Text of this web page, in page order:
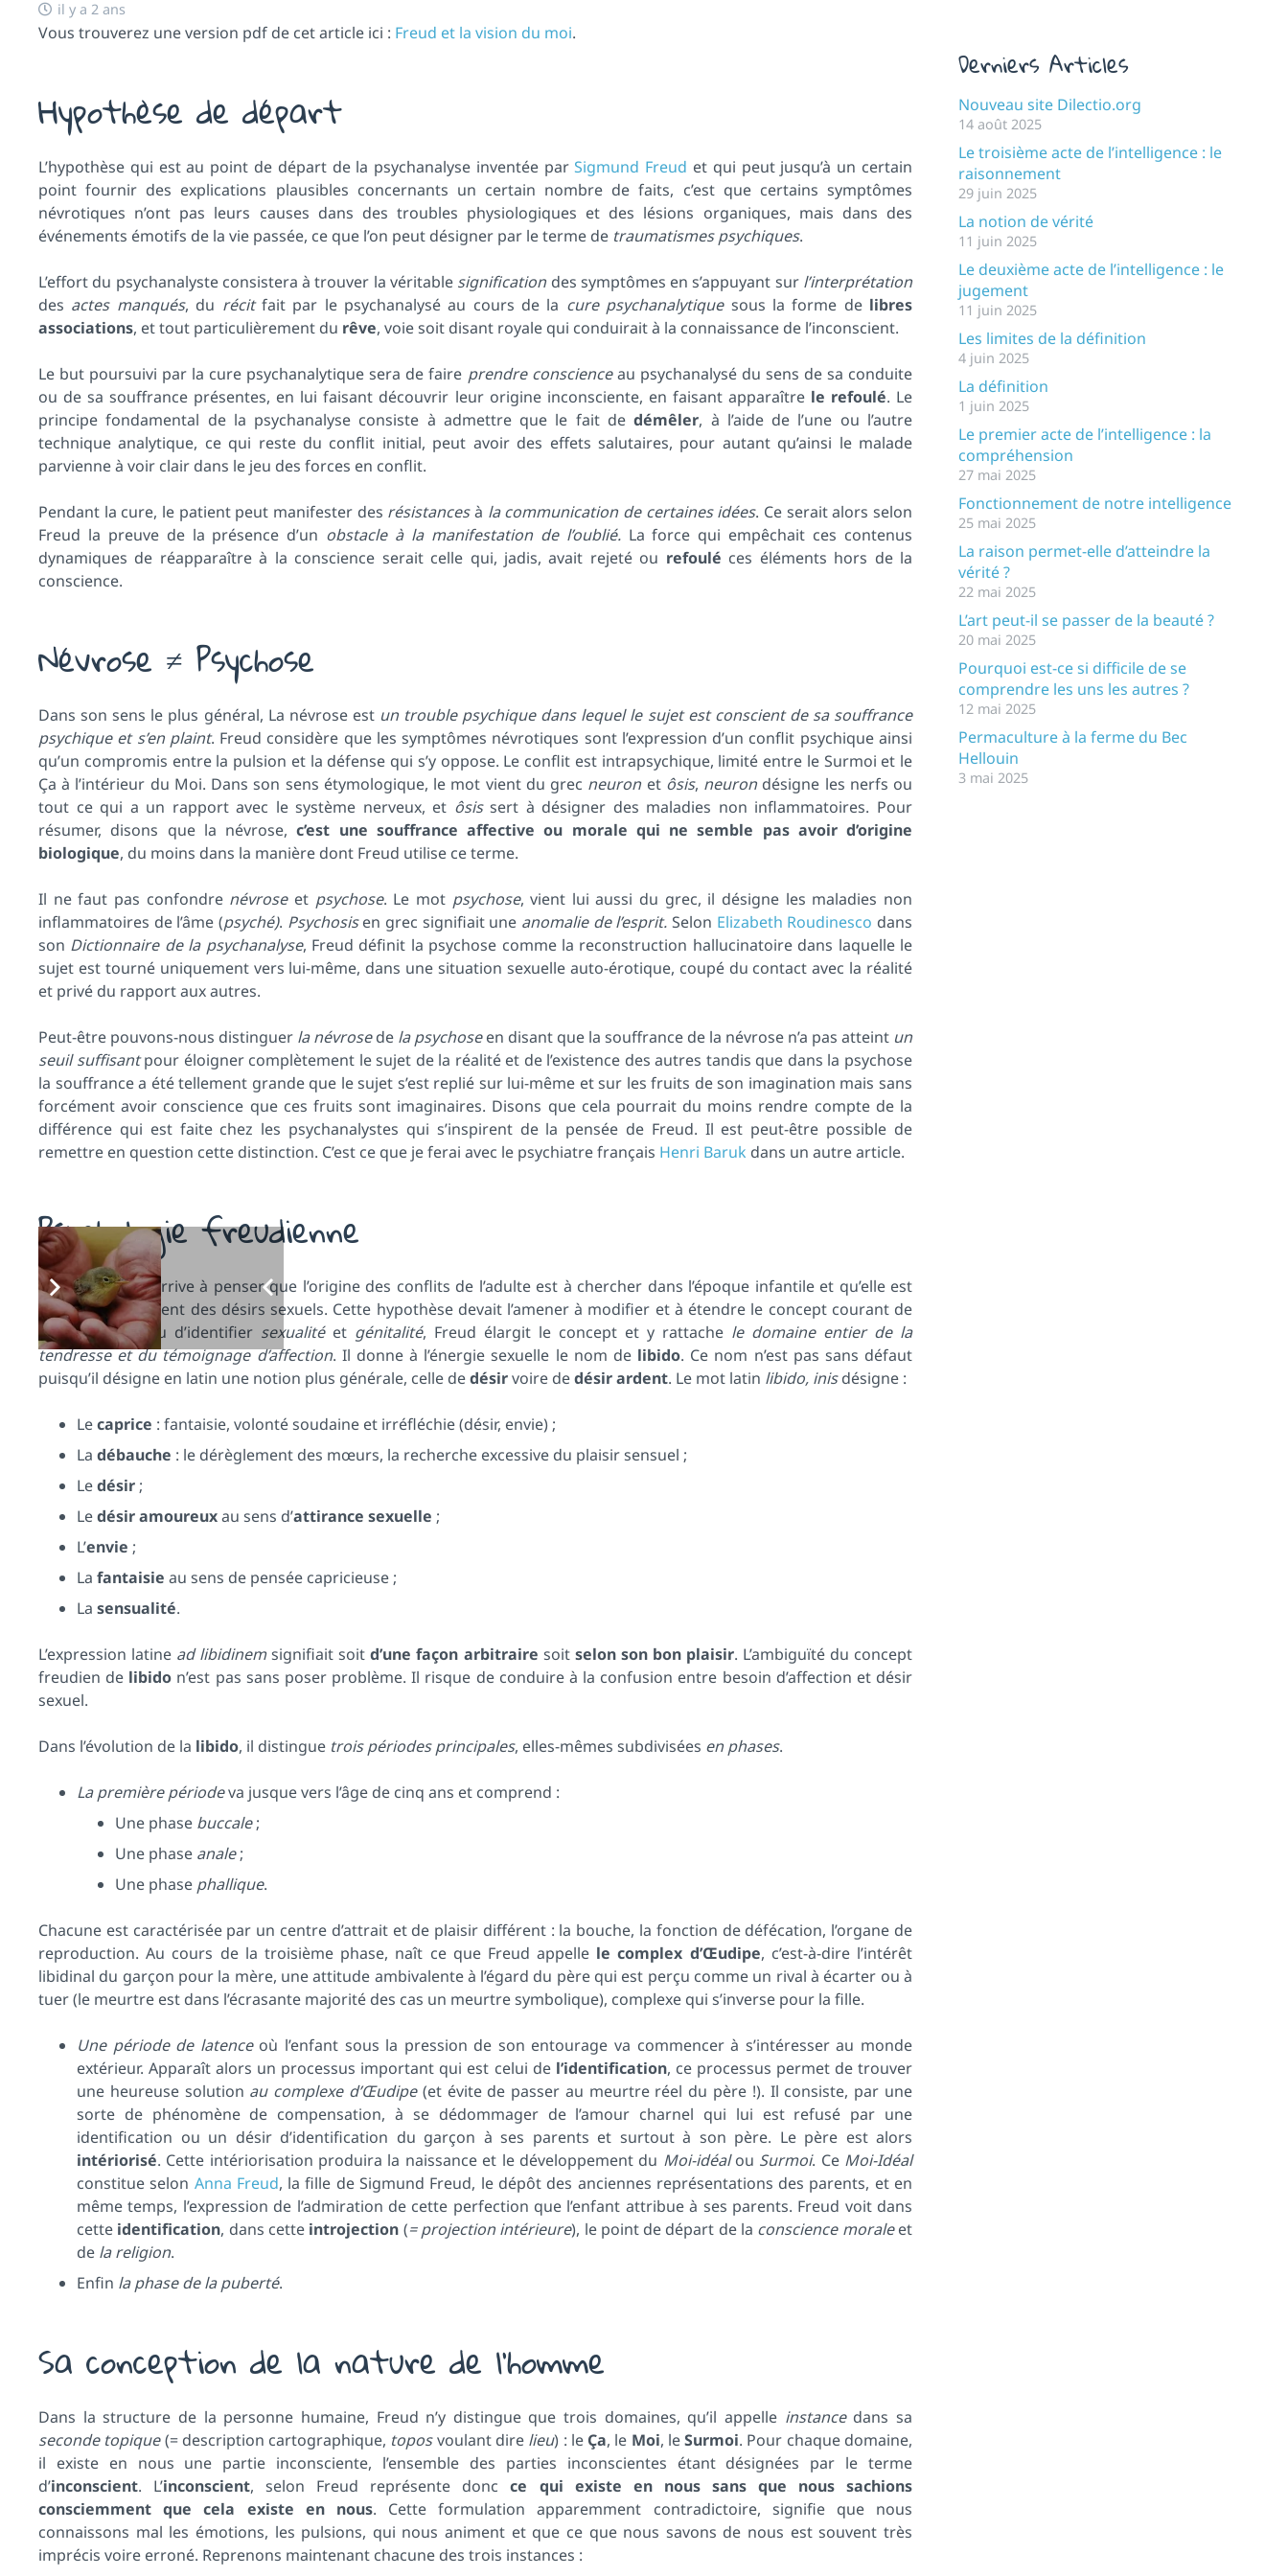
il y a 2 ans
Vous trouverez une version pdf de cet article ici : Freud et la vision du moi.
Hypothèse de départ
L’hypothèse qui est au point de départ de la psychanalyse inventée parSigmund Freud et qui peut jusqu’à un certain
point fournir des explications plausibles concernants un certain nombre de faits, c’est que certains symptômes
névrotiques n’ont pas leurs causes dans des troubles physiologiques et des lésions organiques, mais dans des
événements émotifs de la vie passée, ce que l’on peut désigner par le terme de traumatismes psychiques.
L’effort du psychanalyste consistera à trouver la véritable signification des symptômes en s’appuyant sur l’interprétation
des actes manqués, du récitfait par le psychanalysé au cours de la cure psychanalytiquesous la forme de libres
associations, et tout particulièrement du rêve, voie soit disant royale qui conduirait à la connaissance de l’inconscient.
Le but poursuivi par la cure psychanalytique sera de faire prendre conscienceau psychanalysé du sens de sa conduite
ou de sa souffrance présentes, en lui faisant découvrir leur origine inconsciente, en faisant apparaître le refoulé. Le
principe fondamental de la psychanalyse consiste à admettre que le fait dedémêler, à l’aide de l’une ou l’autre
technique analytique, ce qui reste du conflit initial, peut avoir des effets salutaires, pour autant qu’ainsi le malade
parvienne à voir clair dans le jeu des forces en conflit.
Pendant la cure, le patient peut manifester des résistancesà la communication de certaines idées. Ce serait alors selon
Freud la preuve de la présence d’un obstacle à la manifestation de l’oublié.La force qui empêchait ces contenus
dynamiques de réapparaître à la conscience serait celle qui, jadis, avait rejeté ou refoulé ces éléments hors de la
conscience.
Névrose ≠ Psychose
Dans son sens le plus général, La névrose est un trouble psychique dans lequel le sujet est conscient de sa souffrance
psychique et s’en plaint. Freud considère que les symptômes névrotiques sont l’expression d’un conflit psychique ainsi
qu’un compromis entre la pulsion et la défense qui s’y oppose. Le conflit est intrapsychique, limité entre le Surmoi et le
Ça à l’intérieur du Moi. Dans son sens étymologique, le mot vient du grec neuron et ôsis, neuron désigne les nerfs ou
tout ce qui a un rapport avec le système nerveux, et ôsissert à désigner des maladies non inflammatoires. Pour
résumer, disons que la névrose,c’est une souffrance affective ou morale qui ne semble pas avoir d’origine
biologique, du moins dans la manière dont Freud utilise ce terme.
Il ne faut pas confondre névroseet psychose. Le mot psychose, vient lui aussi du grec, il désigne les maladies non
inflammatoires de l’âme (psyché). Psychosisen grec signifiait une anomalie de l’esprit. Selon Elizabeth Roudinesco dans
son Dictionnaire de la psychanalyse, Freud définit la psychose comme la reconstruction hallucinatoire dans laquelle le
sujet est tourné uniquement vers lui-même, dans une situation sexuelle auto-érotique, coupé du contact avec la réalité
et privé du rapport aux autres.
Peut-être pouvons-nous distinguer la névrosede la psychoseen disant que la souffrance de la névrose n’a pas atteint un
seuil suffisantpour éloigner complètement le sujet de la réalité et de l’existence des autres tandis que dans la psychose
la souffrance a été tellement grande que le sujet s’est replié sur lui-même et sur les fruits de son imagination mais sans
forcément avoir conscience que ces fruits sont imaginaires. Disons que cela pourrait du moins rendre compte de la
différence qui est faite chez les psychanalystes qui s’inspirent de la pensée de Freud. Il est peut-être possible de
remettre en question cette distinction. C’est ce que je ferai avec le psychiatre français Henri Baruk dans un autre article.
Psychologie freudienne
Très tôt, Freud arrive à penser que l’origine des conflits de l’adulte est à chercher dans l’époque infantile et qu’elle est
due au refoulement des désirs sexuels. Cette hypothèse devait l’amener à modifier et à étendre le concept courant de
sexualité. Au lieu d’identifier sexualitéet génitalité, Freud élargit le concept et y rattache le domaine entier de la
tendresse et du témoignage d’affection. Il donne à l’énergie sexuelle le nom de libido. Ce nom n’est pas sans défaut
puisqu’il désigne en latin une notion plus générale, celle dedésirvoire dedésir ardent. Le mot latin libido, inisdésigne :
Lecaprice : fantaisie, volonté soudaine et irréfléchie (désir, envie) ;
La débauche : le dérèglement des mœurs, la recherche excessive du plaisir sensuel ;
Ledésir ;
Ledésir amoureuxau sens d’attirance sexuelle ;
L’envie ;
La fantaisie au sens de pensée capricieuse ;
La sensualité.
L’expression latine ad libidinemsignifiait soitd’une façon arbitraire soit selon son bon plaisir. L’ambiguïté du concept
freudien de libido n’est pas sans poser problème. Il risque de conduire à la confusion entre besoin d’affection et désir
sexuel.
Dans l’évolution de la libido, il distingue trois périodes principales, elles-mêmes subdivisées en phases.
La première périodeva jusque vers l’âge de cinq ans et comprend :
Une phase buccale;
Une phase anale;
Une phase phallique.
Chacune est caractérisée par un centre d’attrait et de plaisir différent : la bouche, la fonction de défécation, l’organe de
reproduction. Au cours de la troisième phase, naît ce que Freud appelle le complex d’Œudipe, c’est-à-dire l’intérêt
libidinal du garçon pour la mère, une attitude ambivalente à l’égard du père qui est perçu comme un rival à écarter ou à
tuer (le meurtre est dans l’écrasante majorité des cas un meurtre symbolique), complexe qui s’inverse pour la fille.
Une période de latenceoù l’enfant sous la pression de son entourage va commencer à s’intéresser au monde
extérieur. Apparaît alors un processus important qui est celui de l’identification, ce processus permet de trouver
une heureuse solution au complexe d’Œudipe(et évite de passer au meurtre réel du père !). Il consiste, par une
sorte de phénomène de compensation, à se dédommager de l’amour charnel qui lui est refusé par une
identification ou un désir d’identification du garçon à ses parents et surtout à son père. Le père est alors
intériorisé. Cette intériorisation produira la naissance et le développement du Moi-idéalou Surmoi. Ce Moi-Idéal
constitue selon Anna Freud, la fille de Sigmund Freud, le dépôt des anciennes représentations des parents, et en
même temps, l’expression de l’admiration de cette perfection que l’enfant attribue à ses parents. Freud voit dans
cette identification, dans cette introjection (= projection intérieure), le point de départ de la conscience moraleet
de la religion.
Enfin la phase de la puberté.
Sa conception de la nature de l’homme
Dans la structure de la personne humaine, Freud n’y distingue que trois domaines, qu’il appelle instancedans sa
seconde topique(= description cartographique, toposvoulant dire lieu) : le Ça, le Moi, leSurmoi. Pour chaque domaine,
il existe en nous une partie inconsciente, l’ensemble des parties inconscientes étant désignées par le terme
d’inconscient. L’inconscient, selon Freud représente doncce qui existe en nous sans que nous sachions
consciemment que cela existe en nous. Cette formulation apparemment contradictoire, signifie que nous
connaissons mal les émotions, les pulsions, qui nous animent et que ce que nous savons de nous est souvent très
imprécis voire erroné. Reprenons maintenant chacune des trois instances :
Derniers Articles
Nouveau site Dilectio.org
14 août 2025
Le troisième acte de l’intelligence : le
raisonnement
29 juin 2025
La notion de vérité
11 juin 2025
Le deuxième acte de l’intelligence : le
jugement
11 juin 2025
Les limites de la définition
4 juin 2025
La définition
1 juin 2025
Le premier acte de l’intelligence : la
compréhension
27 mai 2025
Fonctionnement de notre intelligence
25 mai 2025
La raison permet-elle d’atteindre la
vérité ?
22 mai 2025
L’art peut-il se passer de la beauté ?
20 mai 2025
Pourquoi est-ce si difficile de se
comprendre les uns les autres ?
12 mai 2025
Permaculture à la ferme du Bec
Hellouin
3 mai 2025